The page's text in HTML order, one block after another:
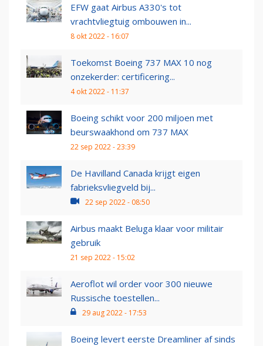
EFW gaat Airbus A330's tot
vrachtvliegtuig ombouwen in...
8 okt 2022 - 16:07
Toekomst Boeing 737 MAX 10 nog
onzekerder: certificering...
4 okt 2022 - 11:37
Boeing schikt voor 200 miljoen met
beurswaakhond om 737 MAX
22 sep 2022 - 23:39
De Havilland Canada krijgt eigen
fabrieksvliegveld bij...
22 sep 2022 - 08:50
Airbus maakt Beluga klaar voor militair
gebruik
21 sep 2022 - 15:02
Aeroflot wil order voor 300 nieuwe
Russische toestellen...
29 aug 2022 - 17:53
Boeing levert eerste Dreamliner af sinds